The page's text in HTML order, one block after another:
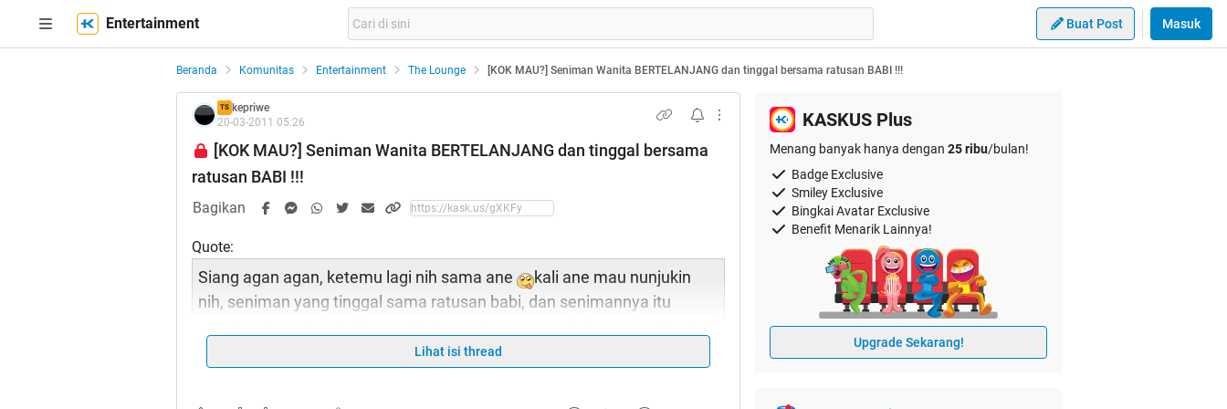
Entertainment Buat Post Masuk
Beranda Komunitas Entertainment The Lounge [KOK MAU?] Seniman Wanita BERTELANJANG dan tinggal bersama ratusan BABI !!!
TS kepriwe
20-03-2011 05:26
[KOK MAU?] Seniman Wanita BERTELANJANG dan tinggal bersama
ratusan BABI !!!
Bagikan
Quote:
Siang agan agan, ketemu lagi nih sama ane
kali ane mau nunjukin
nih, seniman yang tinggal sama ratusan babi, dan senimannya itu
Lihat isi thread
KASKUS Plus
Menang banyak hanya dengan 25 ribu/bulan!
Badge Exclusive
Smiley Exclusive
Bingkai Avatar Exclusive
Benefit Menarik Lainnya!
Upgrade Sekarang!